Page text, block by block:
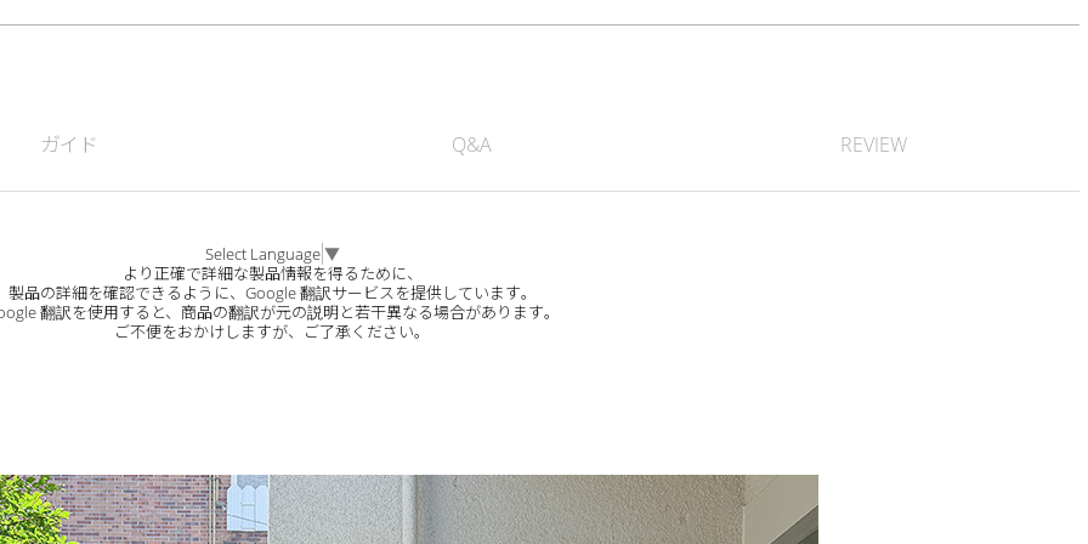
ガイド Q&A REVIEW
Select Language▼
より正確で詳細な製品情報を得るために、
製品の詳細を確認できるように、Google 翻訳サービスを提供しています。
翻訳を使用すると、商品の翻訳が元の説明と若干異なる場合があります。
ご不便をおかけしますが、ご了承ください。